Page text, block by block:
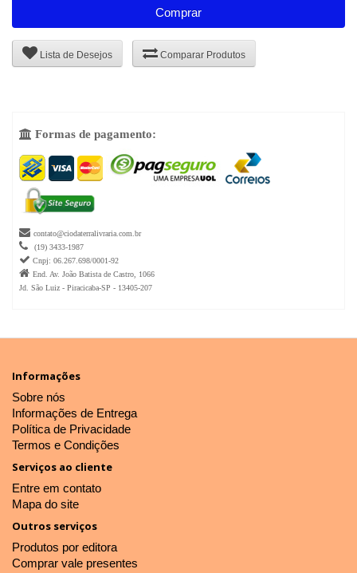
Comprar
Lista de Desejos Comparar Produtos
 Formas de pagamento:
 contato@ciodaterralivraria.com.br
 (19) 3433-1987
 Cnpj: 06.267.698/0001-92
 End. Av. João Batista de Castro, 1066
Jd. São Luiz - Piracicaba-SP - 13405-207
Informações
Sobre nós
Informações de Entrega
Política de Privacidade
Termos e Condições
Serviços ao cliente
Entre em contato
Mapa do site
Outros serviços
Produtos por editora
Comprar vale presentes